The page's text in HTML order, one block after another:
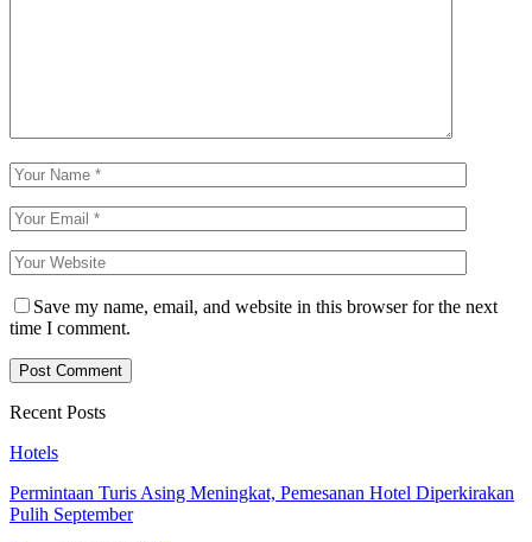
Save my name, email, and website in this browser for the next
time I comment.
Recent Posts
Hotels
Permintaan Turis Asing Meningkat, Pemesanan Hotel Diperkirakan
Pulih September